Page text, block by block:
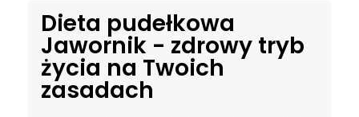
Dieta pudełkowa
Jawornik - zdrowy tryb
życia na Twoich
zasadach